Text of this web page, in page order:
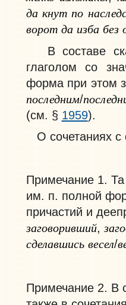
да кнут по
ворот да изба без
В составе
глаголом со
форма при этом
последним/
(см. § 1959).
О сочетаниях
Примечание 1.
им. п. полной
причастий и
заговоривший,
сделавшись весел/
Примечание 2. В